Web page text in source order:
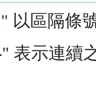
" 以區隔條
" 表示連續